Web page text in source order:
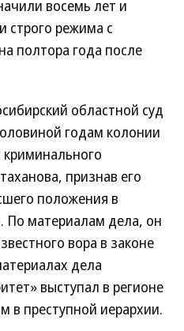
восемь лет и
строго режима с
полтора года после
областной суд
годам колонии
признав его
положения в
По материалам дела, он
вора в законе
дела
выступал в регионе
преступной иерархии.